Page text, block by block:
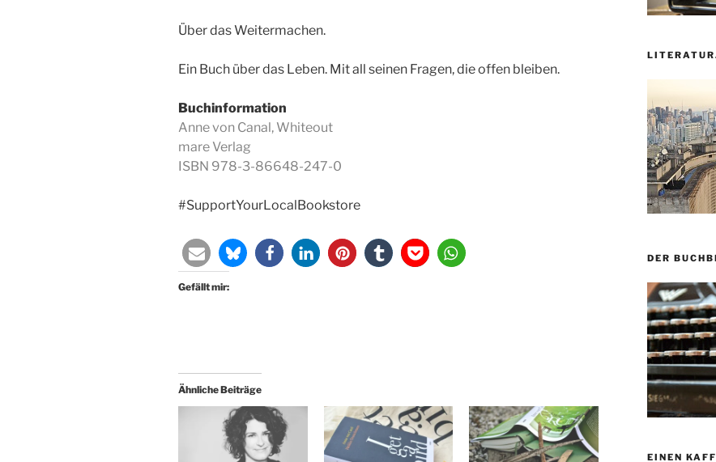
Über das Weitermachen.
Ein Buch über das Leben. Mit all seinen Fragen, die offen bleiben.
Buchinformation
Anne von Canal, Whiteout
mare Verlag
ISBN 978-3-86648-247-0
#SupportYourLocalBookstore
Gefällt mir:
Ähnliche Beiträge
DER
EINEN